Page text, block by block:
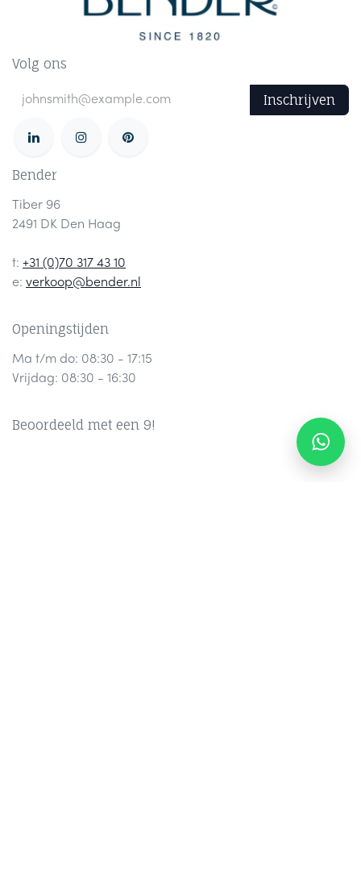
Volg ons
Inschrijven
Bender
Tiber 96
2491 DK Den Haag
t: +31 (0)70 317 43 10
e: verkoop@bender.nl
Openingstijden
Ma t/m do: 08:30 - 17:15
Vrijdag: 08:30 - 16:30
Beoordeeld met een 9!